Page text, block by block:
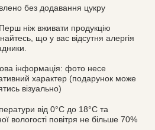
без додавання цукру
ніж вживати продукцію
що у вас відсутня алергія
інформація: фото несе
характер (подарунок може
візуально)
від 0°С до 18°С та
вологості повітря не більше 70%